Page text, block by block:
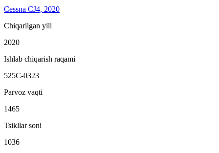
Cessna CJ4, 2020
Chiqarilgan yili
2020
Ishlab chiqarish raqami
525C-0323
Parvoz vaqti
1465
Tsikllar soni
1036